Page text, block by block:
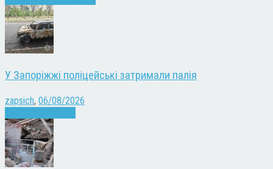
У Запоріжжі поліцейські затримали палія
zapsich, 06/08/2026